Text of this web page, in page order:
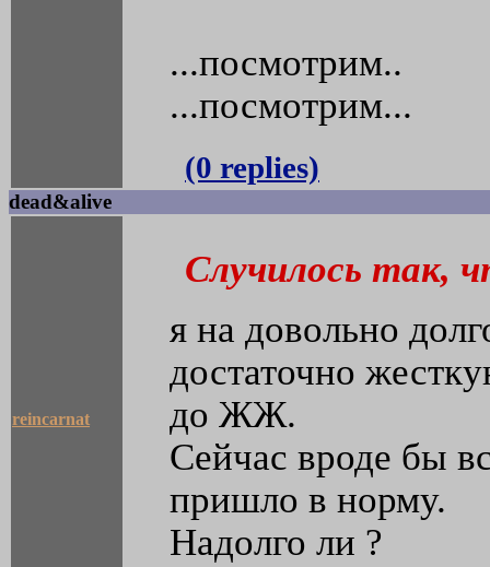
...посмотрим..
...посмотрим...
(0 replies)
dead&alive
reincarnat
Случилось так,
я на довольно
достаточно
до ЖЖ.
Сейчас вроде бы
пришло в норму.
Надолго ли ?